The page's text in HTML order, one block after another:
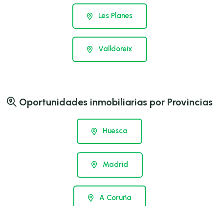
Les Planes
Valldoreix
Oportunidades inmobiliarias por Provincias
Huesca
Madrid
A Coruña